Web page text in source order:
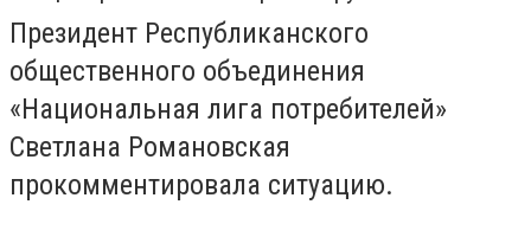
Президент Республиканского
общественного объединения
«Национальная лига потребителей»
Светлана Романовская
прокомментировала ситуацию.